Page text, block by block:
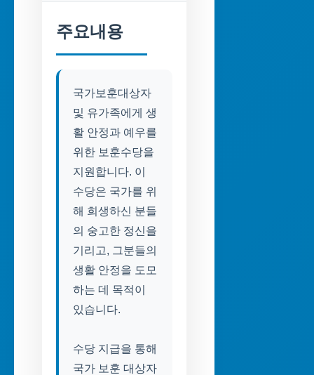
주요내용
국가보훈대상자
및 유가족에게 생
활 안정과 예우를
위한 보훈수당을
지원합니다. 이
수당은 국가를 위
해 희생하신 분들
의 숭고한 정신을
기리고, 그분들의
생활 안정을 도모
하는 데 목적이
있습니다.
수당 지급을 통해
국가 보훈 대상자